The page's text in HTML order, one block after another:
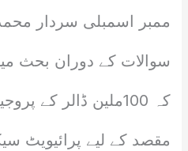
ممبر اسمبلی سردار
سوالات کے دوران بحث
کہ 100ملین ڈالر کے
مقصد کے لیے پرائیویٹ